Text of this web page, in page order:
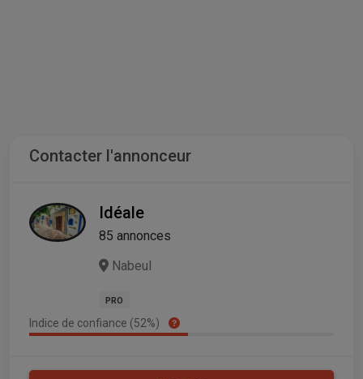
Contacter l'annonceur
Idéale
85 annonces
Nabeul
PRO
Indice de confiance (52%)